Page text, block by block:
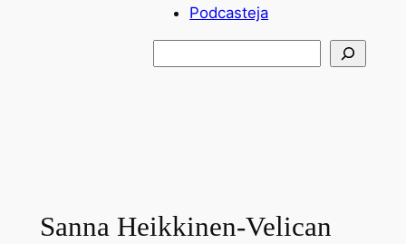
Podcasteja
Sanna Heikkinen-Velican